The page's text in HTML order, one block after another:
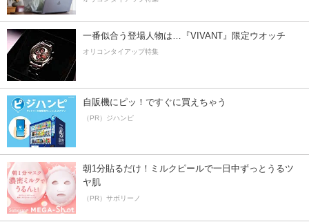
一番似合う登場人物は…『VIVANT』限定ウオッチ
オリコンタイアップ特集
自販機にピッ！ですぐに買えちゃう
（PR）ジハンピ
朝1分貼るだけ！ミルクピールで一日中ずっとうるツ
ヤ肌
（PR）サボリーノ